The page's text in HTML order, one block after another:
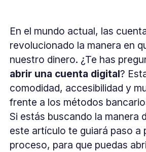
En el mundo actual, las
revolucionado la manera en
nuestro dinero. ¿Te has
abrir una cuenta digital?
comodidad, accesibilidad y
frente a los métodos
Si estás buscando la manera
este artículo te guiará paso a
proceso, para que puedas